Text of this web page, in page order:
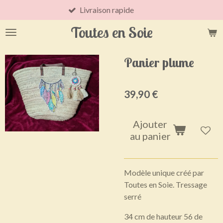
au
contenu
Toutes en Soie
Livraison rapide
Panier plume
39,90 €
Ajouter
au panier
Modèle unique créé par
Toutes en Soie. Tressage
serré
34 cm de hauteur 56 de